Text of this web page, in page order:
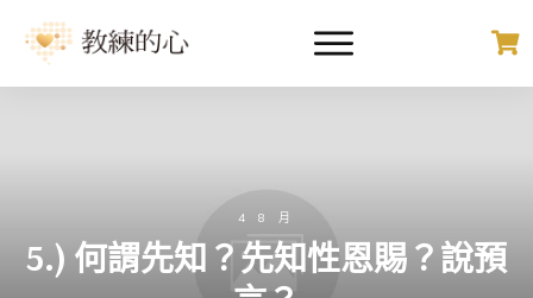
4 8 月
5.) 何謂先知？先知性恩賜？說預